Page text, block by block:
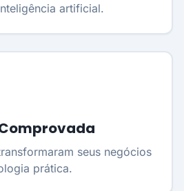
artificial.
seus negócios
prática.